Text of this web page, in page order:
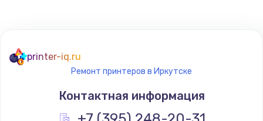
Замена уплотнительных колец
2000 руб.
Заказать
printer-iq.ru
Ремонт принтеров в Иркутске
Контактная информация